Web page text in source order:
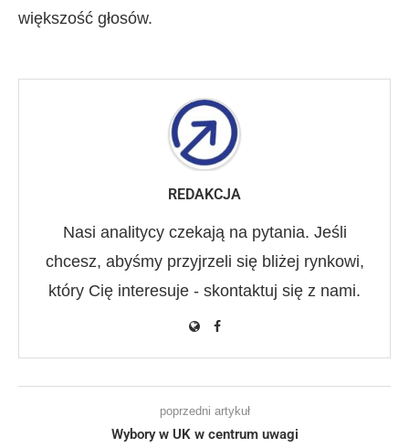
większość głosów.
REDAKCJA
Nasi analitycy czekają na pytania. Jeśli
chcesz, abyśmy przyjrzeli się bliżej rynkowi,
który Cię interesuje - skontaktuj się z nami.
poprzedni artykuł
Wybory w UK w centrum uwagi